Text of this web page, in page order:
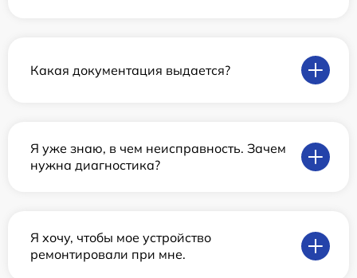
Какая документация выдается?
Я уже знаю, в чем неисправность. Зачем
нужна диагностика?
Я хочу, чтобы мое устройство
ремонтировали при мне.